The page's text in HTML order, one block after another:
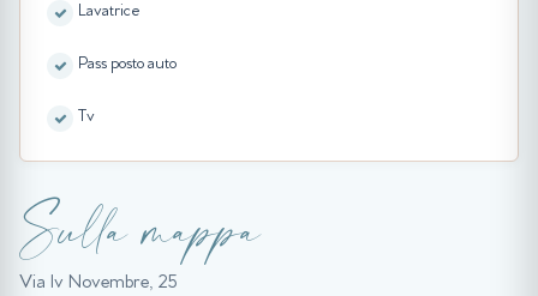
Lavatrice
Pass posto auto
Tv
Sulla mappa
Via Iv Novembre, 25